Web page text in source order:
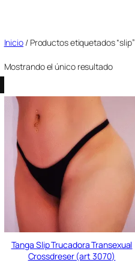
Inicio / Productos etiquetados “slip”
Mostrando el único resultado
Tanga Slip Trucadora Transexual
Crossdreser (art 3070)